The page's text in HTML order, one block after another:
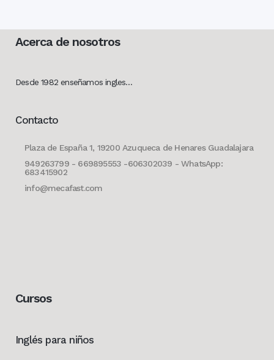
Acerca de nosotros
Desde 1982 enseñamos ingles…
Contacto
Plaza de España 1, 19200 Azuqueca de Henares Guadalajara
949263799 - 669895553 -606302039 - WhatsApp:
683415902
info@mecafast.com
Cursos
Inglés para niños